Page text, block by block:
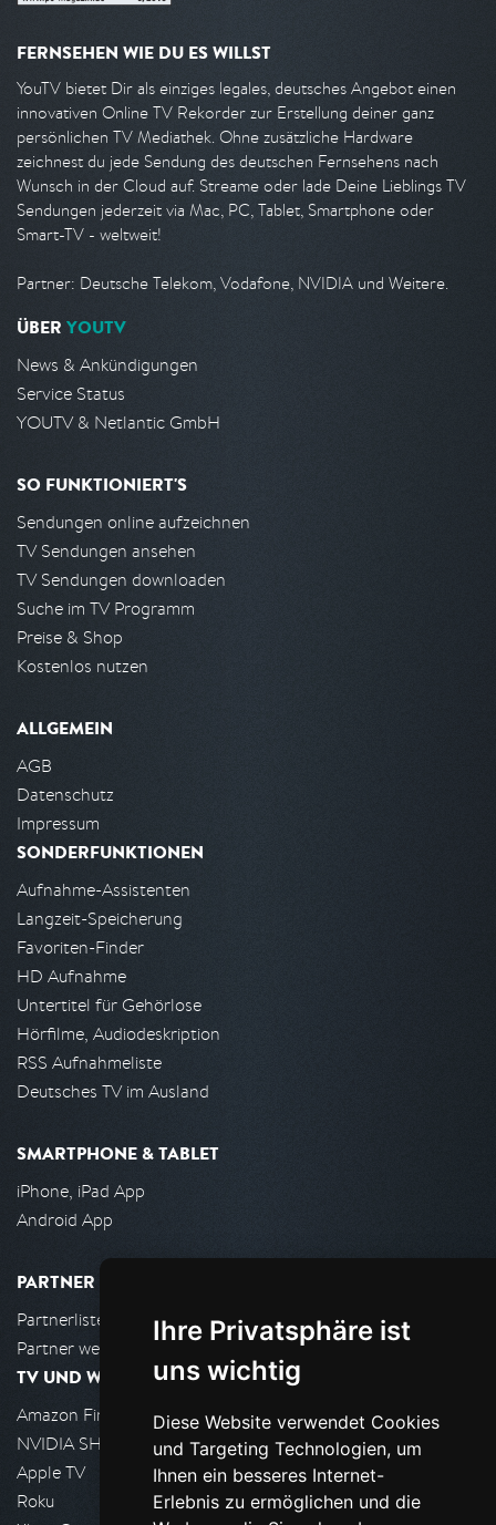
Ihre Privatsphäre ist
uns wichtig
Diese Website verwendet Cookies
und Targeting Technologien, um
Ihnen ein besseres Internet-
Erlebnis zu ermöglichen und die
FERNSEHEN WIE DU ES WILLST
YouTV bietet Dir als einziges legales, deutsches Angebot einen
innovativen Online TV Rekorder zur Erstellung deiner ganz
persönlichen TV Mediathek. Ohne zusätzliche Hardware
zeichnest du jede Sendung des deutschen Fernsehens nach
Wunsch in der Cloud auf. Streame oder lade Deine Lieblings TV
Sendungen jederzeit via Mac, PC, Tablet, Smartphone oder
Smart-TV - weltweit!
Partner: Deutsche Telekom, Vodafone, NVIDIA und Weitere.
ÜBER YOUTV
News & Ankündigungen
Service Status
YOUTV & Netlantic GmbH
SO FUNKTIONIERT'S
Sendungen online aufzeichnen
TV Sendungen ansehen
TV Sendungen downloaden
Suche im TV Programm
Preise & Shop
Kostenlos nutzen
ALLGEMEIN
AGB
Datenschutz
Impressum
SONDERFUNKTIONEN
Aufnahme-Assistenten
Langzeit-Speicherung
Favoriten-Finder
HD Aufnahme
Untertitel für Gehörlose
Hörfilme, Audiodeskription
RSS Aufnahmeliste
Deutsches TV im Ausland
SMARTPHONE & TABLET
iPhone, iPad App
Android App
PARTNER
Partnerliste
Partner werden
TV UND WOHNZIMMER
Amazon FireTV
NVIDIA SHIELD, Google TV
Apple TV
Roku